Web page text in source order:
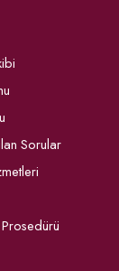
Sorular